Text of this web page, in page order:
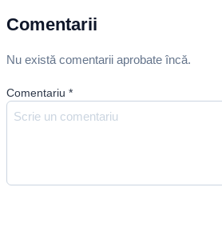
Comentarii
Nu există comentarii aprobate încă.
Comentariu *